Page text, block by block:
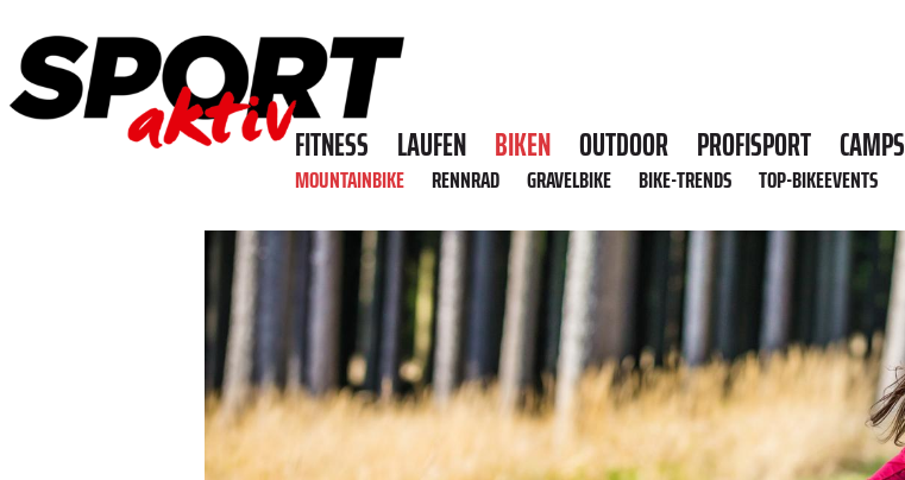
FITNESS LAUFEN BIKEN OUTDOOR PROFISPORT CAMPS
MOUNTAINBIKE RENNRAD GRAVELBIKE BIKE-TRENDS TOP-BIKEEVENTS